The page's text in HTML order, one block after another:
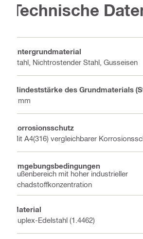
Technische
Untergrundmaterial
Stahl, Nichtrostender Stahl, Gusseisen
Mindeststärke des Grundmaterials
8 mm
Korrosionsschutz
Mit A4(316) vergleichbarer
Umgebungsbedingungen
Außenbereich mit hoher industrieller
Schadstoffkonzentration
Material
Duplex-Edelstahl (1.4462)